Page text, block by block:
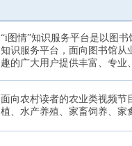
“i图情”知识服务平台是以图
知识服务平台，面向图书馆从
趣的广大用户提供丰富、专
面向农村读者的农业类视频
植、水产养殖、家畜饲养、家